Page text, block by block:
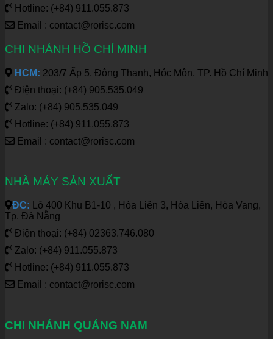
Hotline: (+84) 911.055.873
Email : contact@rorisc.com
CHI NHÁNH HỒ CHÍ MINH
HCM: 203/7 Ấp 5, Đông Thạnh, Hóc Môn, TP. Hồ Chí Minh
Điện thoại: (+84) 905.535.049
Zalo: (+84) 905.535.049
Hotline: (+84) 911.055.873
Email : contact@rorisc.com
NHÀ MÁY SẢN XUẤT
ĐC: Lô 400 Khu B1-10 , Hòa Liên 3, Hòa Liên, Hòa Vang,
Tp. Đà Nẵng
Điện thoại: (+84) 02363.746.080
Zalo: (+84) 911.055.873
Hotline: (+84) 911.055.873
Email : contact@rorisc.com
CHI NHÁNH QUẢNG NAM